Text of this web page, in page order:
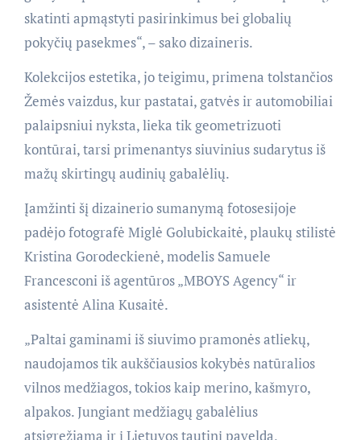
skatinti apmąstyti pasirinkimus bei globalių
pokyčių pasekmes“, – sako dizaineris.
Kolekcijos estetika, jo teigimu, primena tolstančios
Žemės vaizdus, kur pastatai, gatvės ir automobiliai
palaipsniui nyksta, lieka tik geometrizuoti
kontūrai, tarsi primenantys siuvinius sudarytus iš
mažų skirtingų audinių gabalėlių.
Įamžinti šį dizainerio sumanymą fotosesijoje
padėjo fotografė Miglė Golubickaitė, plaukų stilistė
Kristina Gorodeckienė, modelis Samuele
Francesconi iš agentūros „MBOYS Agency“ ir
asistentė Alina Kusaitė.
„Paltai gaminami iš siuvimo pramonės atliekų,
naudojamos tik aukščiausios kokybės natūralios
vilnos medžiagos, tokios kaip merino, kašmyro,
alpakos. Jungiant medžiagų gabalėlius
atsigręžiama ir į Lietuvos tautinį paveldą,